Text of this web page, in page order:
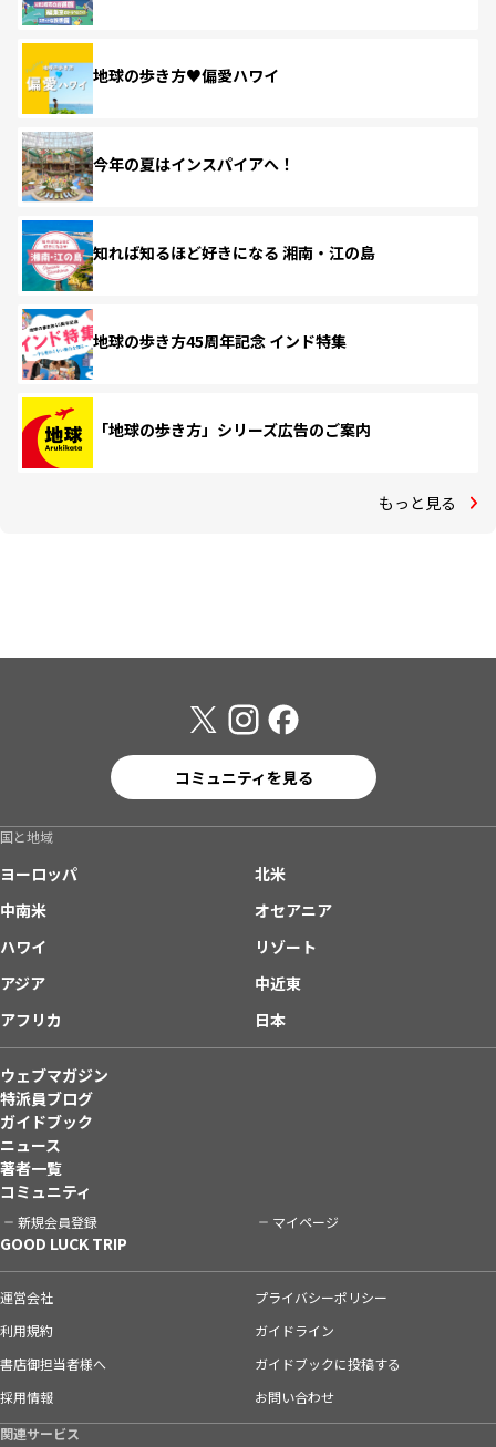
地球の歩き方♥偏愛ハワイ
今年の夏はインスパイアへ！
知れば知るほど好きになる 湘南・江の島
地球の歩き方45周年記念 インド特集
「地球の歩き方」シリーズ広告のご案内
もっと見る
コミュニティを見る
国と地域
ヨーロッパ
北米
中南米
オセアニア
ハワイ
リゾート
アジア
中近東
アフリカ
日本
ウェブマガジン
特派員ブログ
ガイドブック
ニュース
著者一覧
コミュニティ
新規会員登録 マイページ
GOOD LUCK TRIP
運営会社
プライバシーポリシー
利用規約
ガイドライン
書店御担当者様へ
ガイドブックに投稿する
採用情報
お問い合わせ
関連サービス